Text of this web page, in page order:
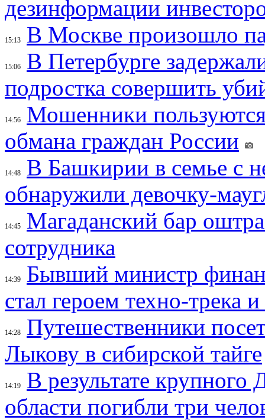
дезинформации
15:13 В Москве произошло
15:06
В Петербурге
подростка совершить
14:56
Мошенники
обмана граждан России
14:48
В Башкирии в семье с
обнаружили девочку-
14:45
Магаданский бар
сотрудника
14:39
Бывший министр
стал героем техно-трека
14:28
Путешественники
Лыкову в сибирской тайге
14:19
В результате крупного
области погибли три